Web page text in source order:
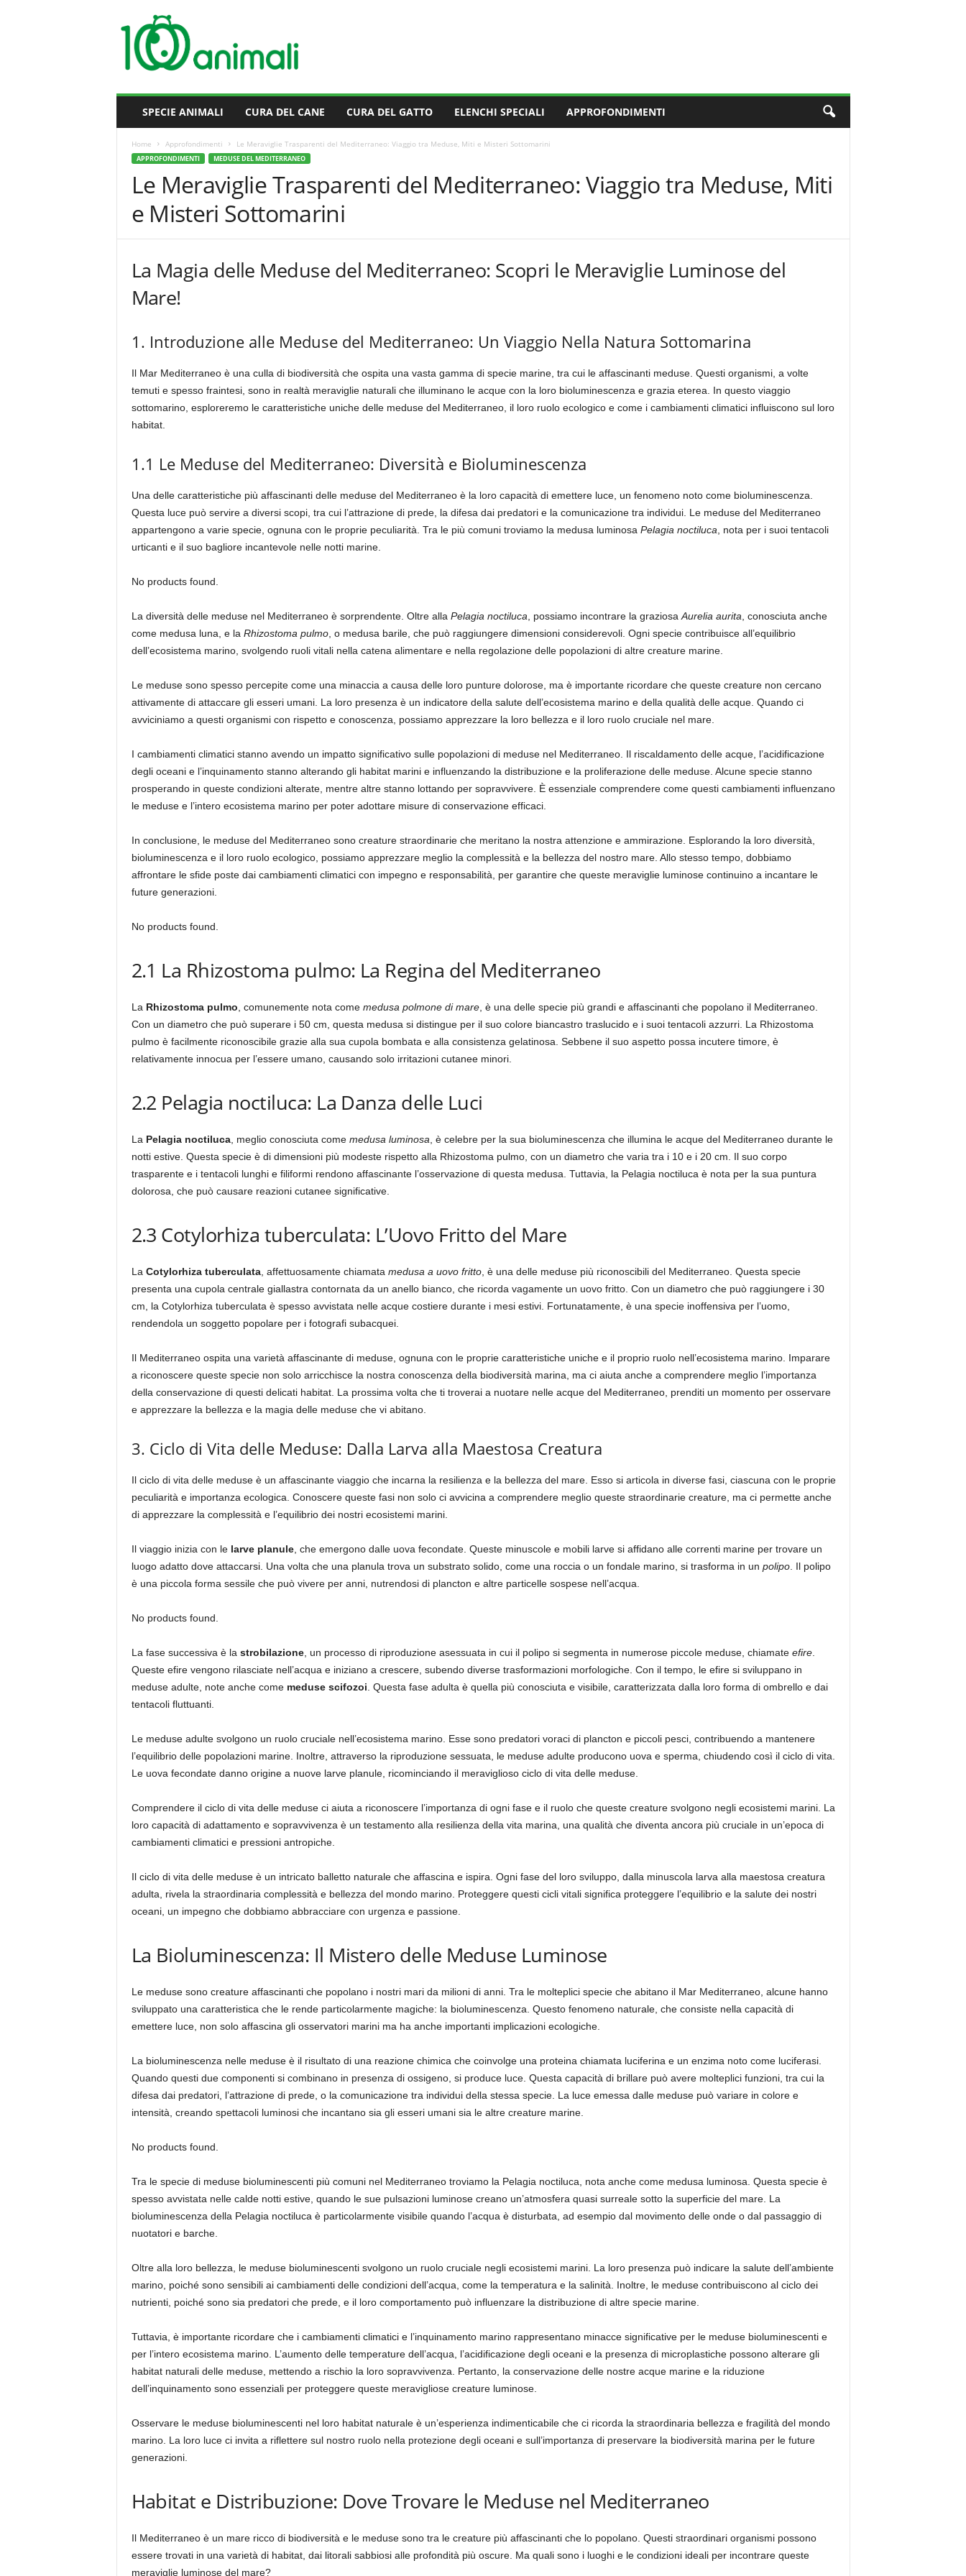
SPECIE ANIMALI CURA DEL CANE CURA DEL GATTO ELENCHI SPECIALI APPROFONDIMENTI
Home Approfondimenti Le Meraviglie Trasparenti del Mediterraneo: Viaggio tra Meduse, Miti e Misteri Sottomarini
APPROFONDIMENTI MEDUSE DEL MEDITERRANEO
Le Meraviglie Trasparenti del Mediterraneo: Viaggio tra Meduse, Miti
e Misteri Sottomarini
La Magia delle Meduse del Mediterraneo: Scopri le Meraviglie Luminose del
Mare!
1. Introduzione alle Meduse del Mediterraneo: Un Viaggio Nella Natura Sottomarina
Il Mar Mediterraneo è una culla di biodiversità che ospita una vasta gamma di specie marine, tra cui le affascinanti meduse. Questi organismi, a volte
temuti e spesso fraintesi, sono in realtà meraviglie naturali che illuminano le acque con la loro bioluminescenza e grazia eterea. In questo viaggio
sottomarino, esploreremo le caratteristiche uniche delle meduse del Mediterraneo, il loro ruolo ecologico e come i cambiamenti climatici influiscono sul loro
habitat.
1.1 Le Meduse del Mediterraneo: Diversità e Bioluminescenza
Una delle caratteristiche più affascinanti delle meduse del Mediterraneo è la loro capacità di emettere luce, un fenomeno noto come bioluminescenza.
Questa luce può servire a diversi scopi, tra cui l’attrazione di prede, la difesa dai predatori e la comunicazione tra individui. Le meduse del Mediterraneo
appartengono a varie specie, ognuna con le proprie peculiarità. Tra le più comuni troviamo la medusa luminosa Pelagia noctiluca , nota per i suoi tentacoli
urticanti e il suo bagliore incantevole nelle notti marine.
No products found.
La diversità delle meduse nel Mediterraneo è sorprendente. Oltre alla Pelagia noctiluca , possiamo incontrare la graziosa Aurelia aurita , conosciuta anche
come medusa luna, e la Rhizostoma pulmo, o medusa barile, che può raggiungere dimensioni considerevoli. Ogni specie contribuisce all’equilibrio
dell’ecosistema marino, svolgendo ruoli vitali nella catena alimentare e nella regolazione delle popolazioni di altre creature marine.
Le meduse sono spesso percepite come una minaccia a causa delle loro punture dolorose, ma è importante ricordare che queste creature non cercano
attivamente di attaccare gli esseri umani. La loro presenza è un indicatore della salute dell’ecosistema marino e della qualità delle acque. Quando ci
avviciniamo a questi organismi con rispetto e conoscenza, possiamo apprezzare la loro bellezza e il loro ruolo cruciale nel mare.
I cambiamenti climatici stanno avendo un impatto significativo sulle popolazioni di meduse nel Mediterraneo. Il riscaldamento delle acque, l’acidificazione
degli oceani e l’inquinamento stanno alterando gli habitat marini e influenzando la distribuzione e la proliferazione delle meduse. Alcune specie stanno
prosperando in queste condizioni alterate, mentre altre stanno lottando per sopravvivere. È essenziale comprendere come questi cambiamenti influenzano
le meduse e l’intero ecosistema marino per poter adottare misure di conservazione efficaci.
In conclusione, le meduse del Mediterraneo sono creature straordinarie che meritano la nostra attenzione e ammirazione. Esplorando la loro diversità,
bioluminescenza e il loro ruolo ecologico, possiamo apprezzare meglio la complessità e la bellezza del nostro mare. Allo stesso tempo, dobbiamo
affrontare le sfide poste dai cambiamenti climatici con impegno e responsabilità, per garantire che queste meraviglie luminose continuino a incantare le
future generazioni.
No products found.
2.1 La Rhizostoma pulmo: La Regina del Mediterraneo
La Rhizostoma pulmo , comunemente nota come medusa polmone di mare, è una delle specie più grandi e affascinanti che popolano il Mediterraneo.
Con un diametro che può superare i 50 cm, questa medusa si distingue per il suo colore biancastro traslucido e i suoi tentacoli azzurri. La Rhizostoma
pulmo è facilmente riconoscibile grazie alla sua cupola bombata e alla consistenza gelatinosa. Sebbene il suo aspetto possa incutere timore, è
relativamente innocua per l’essere umano, causando solo irritazioni cutanee minori.
2.2 Pelagia noctiluca: La Danza delle Luci
La Pelagia noctiluca, meglio conosciuta come medusa luminosa , è celebre per la sua bioluminescenza che illumina le acque del Mediterraneo durante le
notti estive. Questa specie è di dimensioni più modeste rispetto alla Rhizostoma pulmo, con un diametro che varia tra i 10 e i 20 cm. Il suo corpo
trasparente e i tentacoli lunghi e filiformi rendono affascinante l’osservazione di questa medusa. Tuttavia, la Pelagia noctiluca è nota per la sua puntura
dolorosa, che può causare reazioni cutanee significative.
2.3 Cotylorhiza tuberculata: L’Uovo Fritto del Mare
La Cotylorhiza tuberculata, affettuosamente chiamata medusa a uovo fritto, è una delle meduse più riconoscibili del Mediterraneo. Questa specie
presenta una cupola centrale giallastra contornata da un anello bianco, che ricorda vagamente un uovo fritto. Con un diametro che può raggiungere i 30
cm, la Cotylorhiza tuberculata è spesso avvistata nelle acque costiere durante i mesi estivi. Fortunatamente, è una specie inoffensiva per l’uomo,
rendendola un soggetto popolare per i fotografi subacquei.
Il Mediterraneo ospita una varietà affascinante di meduse, ognuna con le proprie caratteristiche uniche e il proprio ruolo nell’ecosistema marino. Imparare
a riconoscere queste specie non solo arricchisce la nostra conoscenza della biodiversità marina, ma ci aiuta anche a comprendere meglio l’importanza
della conservazione di questi delicati habitat. La prossima volta che ti troverai a nuotare nelle acque del Mediterraneo, prenditi un momento per osservare
e apprezzare la bellezza e la magia delle meduse che vi abitano.
3. Ciclo di Vita delle Meduse: Dalla Larva alla Maestosa Creatura
Il ciclo di vita delle meduse è un affascinante viaggio che incarna la resilienza e la bellezza del mare. Esso si articola in diverse fasi, ciascuna con le proprie
peculiarità e importanza ecologica. Conoscere queste fasi non solo ci avvicina a comprendere meglio queste straordinarie creature, ma ci permette anche
di apprezzare la complessità e l’equilibrio dei nostri ecosistemi marini.
Il viaggio inizia con le larve planule, che emergono dalle uova fecondate. Queste minuscole e mobili larve si affidano alle correnti marine per trovare un
luogo adatto dove attaccarsi. Una volta che una planula trova un substrato solido, come una roccia o un fondale marino, si trasforma in un polipo. Il polipo
è una piccola forma sessile che può vivere per anni, nutrendosi di plancton e altre particelle sospese nell’acqua.
No products found.
La fase successiva è la strobilazione, un processo di riproduzione asessuata in cui il polipo si segmenta in numerose piccole meduse, chiamate efire.
Queste efire vengono rilasciate nell’acqua e iniziano a crescere, subendo diverse trasformazioni morfologiche. Con il tempo, le efire si sviluppano in
meduse adulte, note anche come meduse scifozoi . Questa fase adulta è quella più conosciuta e visibile, caratterizzata dalla loro forma di ombrello e dai
tentacoli fluttuanti.
Le meduse adulte svolgono un ruolo cruciale nell’ecosistema marino. Esse sono predatori voraci di plancton e piccoli pesci, contribuendo a mantenere
l’equilibrio delle popolazioni marine. Inoltre, attraverso la riproduzione sessuata, le meduse adulte producono uova e sperma, chiudendo così il ciclo di vita.
Le uova fecondate danno origine a nuove larve planule, ricominciando il meraviglioso ciclo di vita delle meduse.
Comprendere il ciclo di vita delle meduse ci aiuta a riconoscere l’importanza di ogni fase e il ruolo che queste creature svolgono negli ecosistemi marini. La
loro capacità di adattamento e sopravvivenza è un testamento alla resilienza della vita marina, una qualità che diventa ancora più cruciale in un’epoca di
cambiamenti climatici e pressioni antropiche.
Il ciclo di vita delle meduse è un intricato balletto naturale che affascina e ispira. Ogni fase del loro sviluppo, dalla minuscola larva alla maestosa creatura
adulta, rivela la straordinaria complessità e bellezza del mondo marino. Proteggere questi cicli vitali significa proteggere l’equilibrio e la salute dei nostri
oceani, un impegno che dobbiamo abbracciare con urgenza e passione.
La Bioluminescenza: Il Mistero delle Meduse Luminose
Le meduse sono creature affascinanti che popolano i nostri mari da milioni di anni. Tra le molteplici specie che abitano il Mar Mediterraneo, alcune hanno
sviluppato una caratteristica che le rende particolarmente magiche: la bioluminescenza. Questo fenomeno naturale, che consiste nella capacità di
emettere luce, non solo affascina gli osservatori marini ma ha anche importanti implicazioni ecologiche.
La bioluminescenza nelle meduse è il risultato di una reazione chimica che coinvolge una proteina chiamata luciferina e un enzima noto come luciferasi.
Quando questi due componenti si combinano in presenza di ossigeno, si produce luce. Questa capacità di brillare può avere molteplici funzioni, tra cui la
difesa dai predatori, l’attrazione di prede, o la comunicazione tra individui della stessa specie. La luce emessa dalle meduse può variare in colore e
intensità, creando spettacoli luminosi che incantano sia gli esseri umani sia le altre creature marine.
No products found.
Tra le specie di meduse bioluminescenti più comuni nel Mediterraneo troviamo la Pelagia noctiluca, nota anche come medusa luminosa. Questa specie è
spesso avvistata nelle calde notti estive, quando le sue pulsazioni luminose creano un’atmosfera quasi surreale sotto la superficie del mare. La
bioluminescenza della Pelagia noctiluca è particolarmente visibile quando l’acqua è disturbata, ad esempio dal movimento delle onde o dal passaggio di
nuotatori e barche.
Oltre alla loro bellezza, le meduse bioluminescenti svolgono un ruolo cruciale negli ecosistemi marini. La loro presenza può indicare la salute dell’ambiente
marino, poiché sono sensibili ai cambiamenti delle condizioni dell’acqua, come la temperatura e la salinità. Inoltre, le meduse contribuiscono al ciclo dei
nutrienti, poiché sono sia predatori che prede, e il loro comportamento può influenzare la distribuzione di altre specie marine.
Tuttavia, è importante ricordare che i cambiamenti climatici e l’inquinamento marino rappresentano minacce significative per le meduse bioluminescenti e
per l’intero ecosistema marino. L’aumento delle temperature dell’acqua, l’acidificazione degli oceani e la presenza di microplastiche possono alterare gli
habitat naturali delle meduse, mettendo a rischio la loro sopravvivenza. Pertanto, la conservazione delle nostre acque marine e la riduzione
dell’inquinamento sono essenziali per proteggere queste meravigliose creature luminose.
Osservare le meduse bioluminescenti nel loro habitat naturale è un’esperienza indimenticabile che ci ricorda la straordinaria bellezza e fragilità del mondo
marino. La loro luce ci invita a riflettere sul nostro ruolo nella protezione degli oceani e sull’importanza di preservare la biodiversità marina per le future
generazioni.
Habitat e Distribuzione: Dove Trovare le Meduse nel Mediterraneo
Il Mediterraneo è un mare ricco di biodiversità e le meduse sono tra le creature più affascinanti che lo popolano. Questi straordinari organismi possono
essere trovati in una varietà di habitat, dai litorali sabbiosi alle profondità più oscure. Ma quali sono i luoghi e le condizioni ideali per incontrare queste
meraviglie luminose del mare?